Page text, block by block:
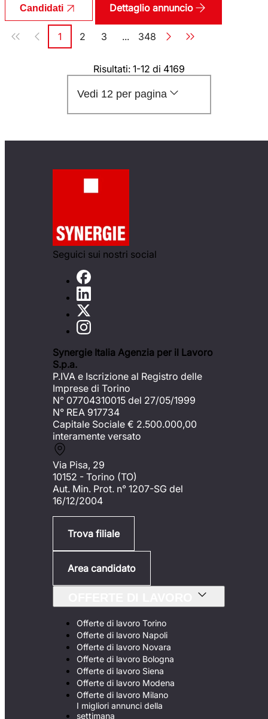
Candidati Dettaglio annuncio
Paginazione
Pagina
1 Pagina
2 Pagina
3 ... Pagina
348
Risultati: 1-12 di 4169
Vedi 12 per pagina
Seguici sui nostri social
Synergie Italia Agenzia per il Lavoro
S.p.a.
P.IVA e Iscrizione al Registro delle
Imprese di Torino
N° 07704310015 del 27/05/1999
N° REA 917734
Capitale Sociale € 2.500.000,00
interamente versato
Via Pisa, 29
10152 - Torino (TO)
Aut. Min. Prot. n° 1207-SG del
16/12/2004
Trova filiale
Area candidato
Offerte di lavoro Torino
Offerte di lavoro Napoli
Offerte di lavoro Novara
Offerte di lavoro Bologna
Offerte di lavoro Siena
Offerte di lavoro Modena
Offerte di lavoro Milano
I migliori annunci della
settimana